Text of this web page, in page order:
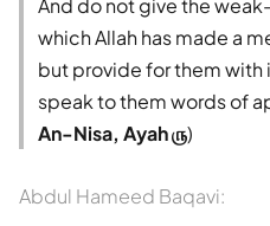
And do not give the
which Allah has made a
but provide for them with
speak to them words of
An-Nisa, Ayah ௫)
Abdul Hameed Baqavi: